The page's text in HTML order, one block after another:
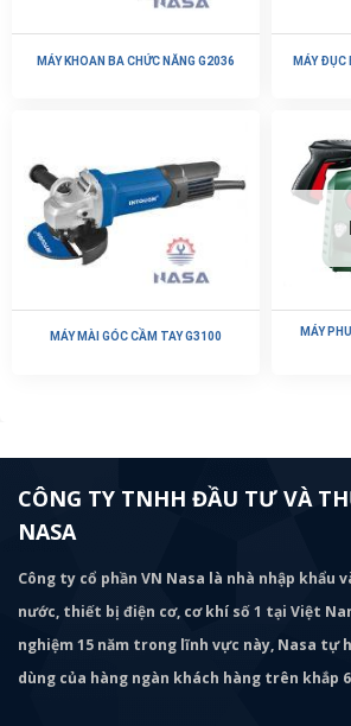
MÁY KHOAN BA CHỨC NĂNG G2036 MÁY ĐỤC
MÁY MÀI GÓC CẦM TAY G3100
MÁY
CÔNG TY TNHH ĐẦU TƯ VÀ
NASA
Công ty cổ phần VN Nasa là nhà nhập khẩu
nước, thiết bị điện cơ, cơ khí số 1 tại Việt
nghiệm 15 năm trong lĩnh vực này, Nasa tự
dùng của hàng ngàn khách hàng trên khắp